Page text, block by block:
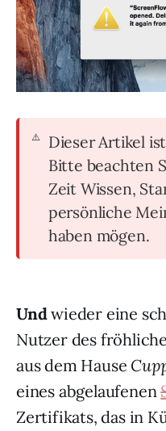
Dieser Artikel
Bitte beachten
Zeit Wissen,
persönliche
haben mögen.
Undwieder eine
Nutzer des
aus dem Hause
eines abgelaufenen
Zertifikats, das in